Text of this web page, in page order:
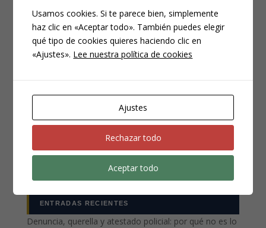
CATEGORÍAS
Compliance
Penitenciario
ENTRADAS RECIENTES
Denuncia, querella y atestado policial: por qué no es lo
Usamos cookies. Si te parece bien, simplemente
haz clic en «Aceptar todo». También puedes elegir
qué tipo de cookies quieres haciendo clic en
«Ajustes». Lee nuestra política de cookies
Ajustes
Rechazar todo
Aceptar todo